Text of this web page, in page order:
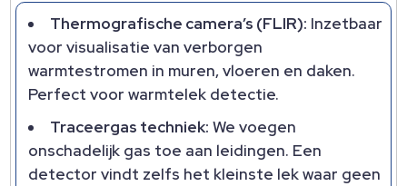
Thermografische camera’s (FLIR): Inzetbaar
voor visualisatie van verborgen
warmtestromen in muren, vloeren en daken.
Perfect voor warmtelek detectie.
Traceergas techniek: We voegen
onschadelijk gas toe aan leidingen. Een
detector vindt zelfs het kleinste lek waar geen